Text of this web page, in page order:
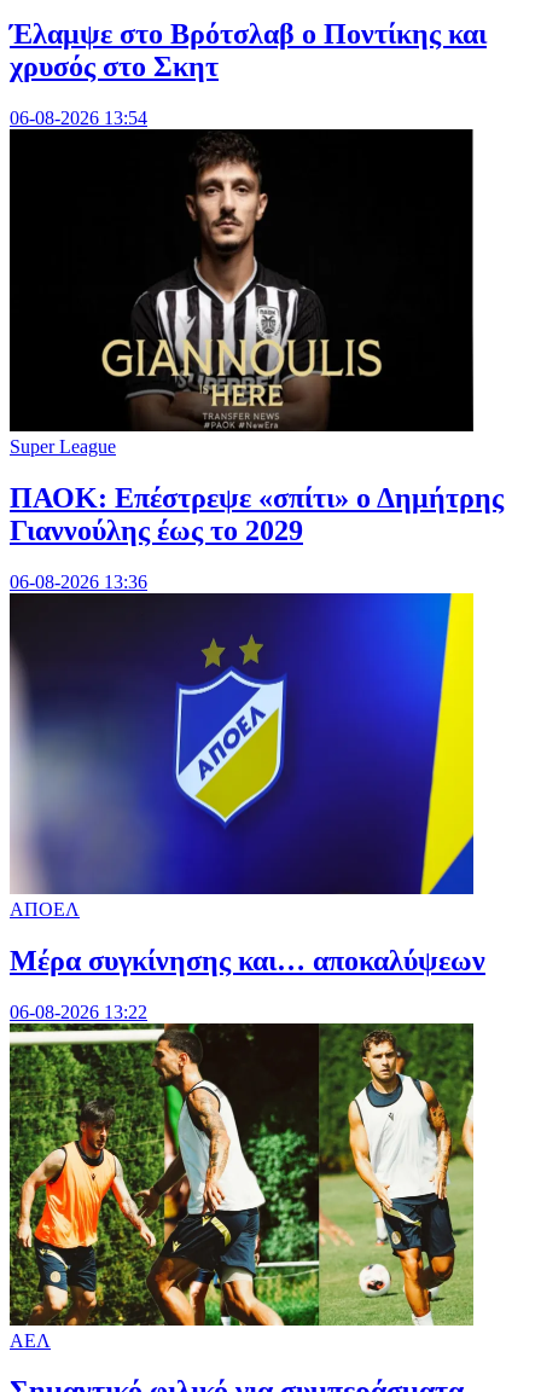
Έλαμψε στο Βρότσλαβ ο Ποντίκης και
χρυσός στο Σκητ
06-08-2026 13:54
Super League
ΠΑΟΚ: Επέστρεψε «σπίτι» ο Δημήτρης
Γιαννούλης έως το 2029
06-08-2026 13:36
ΑΠΟΕΛ
Mέρα συγκίνησης και… αποκαλύψεων
06-08-2026 13:22
ΑΕΛ